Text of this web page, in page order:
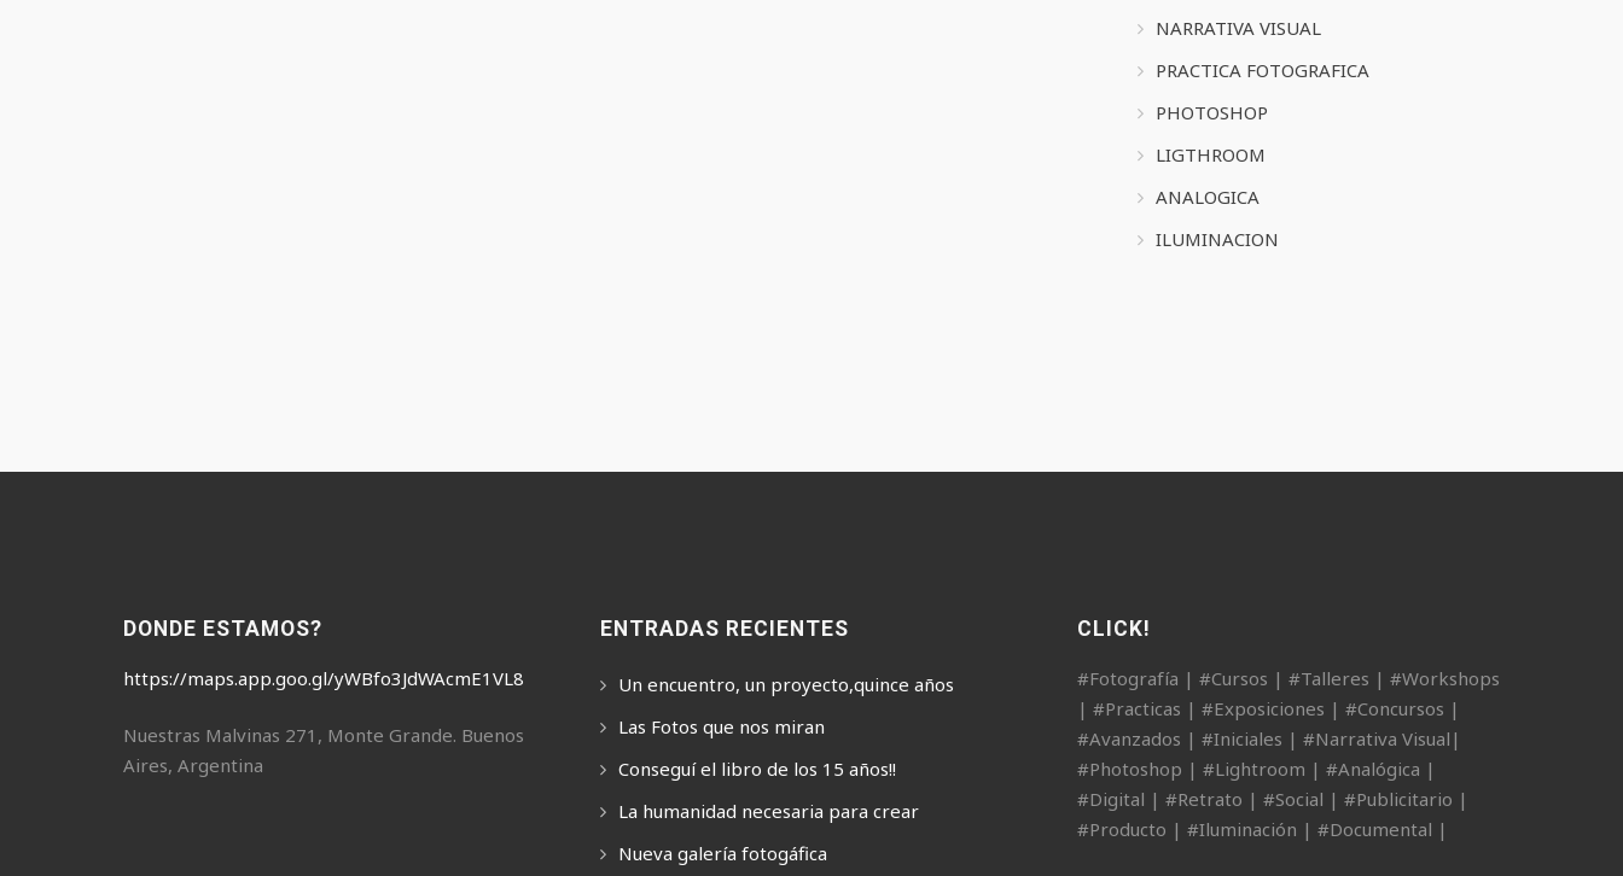
NARRATIVA VISUAL
PRACTICA FOTOGRAFICA
PHOTOSHOP
LIGTHROOM
ANALOGICA
ILUMINACION
DONDE ESTAMOS?
https://maps.app.goo.gl/yWBfo3JdWAcmE1VL8
Nuestras Malvinas 271, Monte Grande. Buenos
Aires, Argentina
ENTRADAS RECIENTES
Un encuentro, un proyecto,quince años
Las Fotos que nos miran
Conseguí el libro de los 15 años!!
La humanidad necesaria para crear
Nueva galería fotogáfica
CLICK!
#Fotografía | #Cursos | #Talleres | #Workshops
| #Practicas | #Exposiciones | #Concursos |
#Avanzados | #Iniciales | #Narrativa Visual|
#Photoshop | #Lightroom | #Analógica |
#Digital | #Retrato | #Social | #Publicitario |
#Producto | #Iluminación | #Documental |